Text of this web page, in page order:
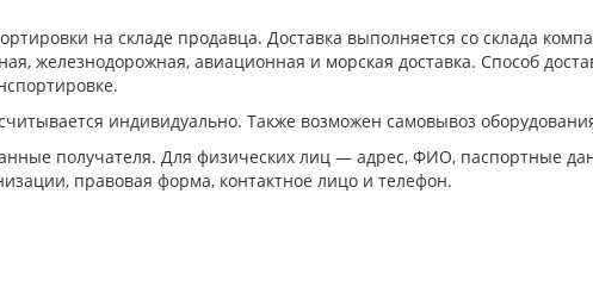
на складе продавца. Доставка выполняется со склада
железнодорожная, авиационная и морская доставка. Способ
индивидуально. Также возможен самовывоз
получателя. Для физических лиц — адрес, ФИО, паспортные
правовая форма, контактное лицо и телефон.